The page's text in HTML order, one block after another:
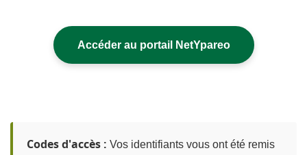
Accéder au portail NetYpareo
Codes d'accès : Vos identifiants vous ont été remis